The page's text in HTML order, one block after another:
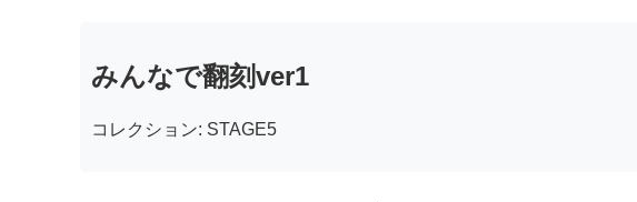
みんなで翻刻ver1
コレクション: STAGE5